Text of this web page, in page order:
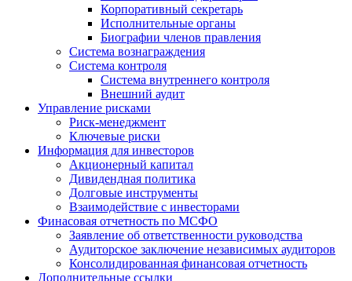
Корпоративный секретарь
Исполнительные органы
Биографии членов правления
Система вознаграждения
Система контроля
Система внутреннего контроля
Внешний аудит
Управление рисками
Риск-менеджмент
Ключевые риски
Информация для инвесторов
Акционерный капитал
Дивидендная политика
Долговые инструменты
Взаимодействие с инвеcторами
Финасовая отчетность по МСФО
Заявление об ответственности руководства
Аудиторское заключение независимых аудиторов
Консолидированная финансовая отчетность
Дополнительные ссылки